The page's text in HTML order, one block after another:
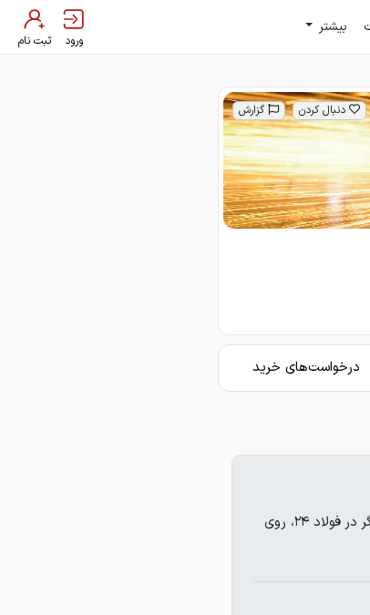
بیشتر
ورود ثبت نام
دنبال کردن گزارش
درخواست‌های خرید
میلاد شجاعیان تاکنون هیچ قیمتی ثبت نکرده است. برای مشاهده قیمت های کاربران دیگر در فولاد ۲۴، روی